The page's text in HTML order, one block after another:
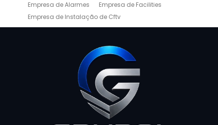
Empresa de Alarmes
Empresa de Facilities
Empresa de Instalação de Cftv
Empresa de Limpeza e Portaria
Empresas de Monitoramento Cftv
Facility Terceirização
Instalação de Cercas Elétricas Residenciais
Monitoramento de Alarme 24 Horas
Portaria Inteligente